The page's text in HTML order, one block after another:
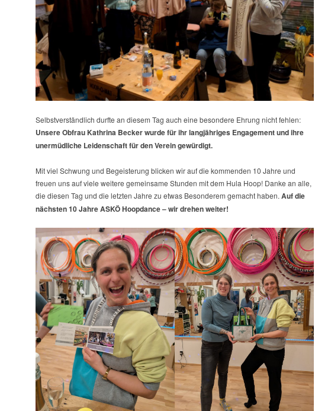
Selbstverständlich durfte an diesem Tag auch eine besondere Ehrung nicht fehlen:
Unsere Obfrau Kathrina Becker wurde für ihr langjähriges Engagement und ihre
unermüdliche Leidenschaft für den Verein gewürdigt.
Mit viel Schwung und Begeisterung blicken wir auf die kommenden 10 Jahre und
freuen uns auf viele weitere gemeinsame Stunden mit dem Hula Hoop! Danke an alle,
die diesen Tag und die letzten Jahre zu etwas Besonderem gemacht haben. Auf die
nächsten 10 Jahre ASKÖ Hoopdance – wir drehen weiter!